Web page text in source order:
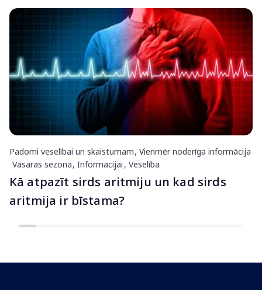
Padomi veselībai un skaistumam Vienmēr noderīga informācija
Vasaras sezona Informacijai Veselība
Kā atpazīt sirds aritmiju un kad sirds
aritmija ir bīstama?